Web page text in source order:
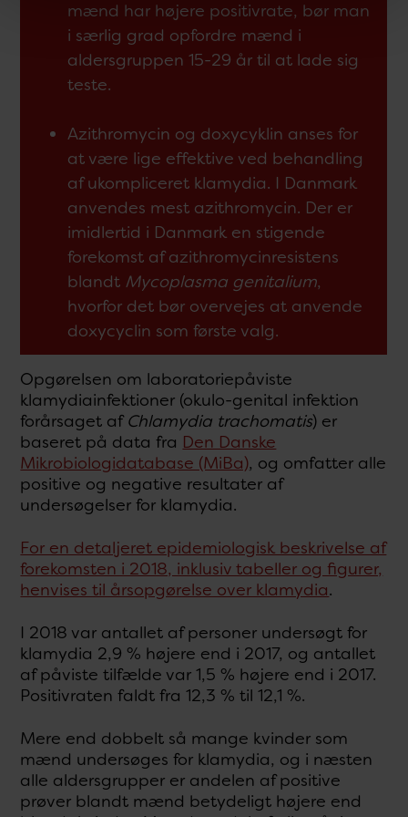
mænd har højere positivrate, bør man
i særlig grad opfordre mænd i
aldersgruppen 15-29 år til at lade sig
teste.
Azithromycin og doxycyklin anses for
at være lige effektive ved behandling
af ukompliceret klamydia. I Danmark
anvendes mest azithromycin. Der er
imidlertid i Danmark en stigende
forekomst af azithromycinresistens
blandt Mycoplasma genitalium,
hvorfor det bør overvejes at anvende
doxycyclin som første valg.
Opgørelsen om laboratoriepåviste
klamydiainfektioner (okulo-genital infektion
forårsaget af Chlamydia trachomatis) er
baseret på data fra Den Danske
Mikrobiologidatabase (MiBa), og omfatter alle
positive og negative resultater af
undersøgelser for klamydia.
For en detaljeret epidemiologisk beskrivelse af
forekomsten i 2018, inklusiv tabeller og figurer,
henvises til årsopgørelse over klamydia.
I 2018 var antallet af personer undersøgt for
klamydia 2,9 % højere end i 2017, og antallet
af påviste tilfælde var 1,5 % højere end i 2017.
Positivraten faldt fra 12,3 % til 12,1 %.
Mere end dobbelt så mange kvinder som
mænd undersøges for klamydia, og i næsten
alle aldersgrupper er andelen af positive
prøver blandt mænd betydeligt højere end